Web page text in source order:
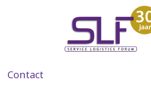
Contact